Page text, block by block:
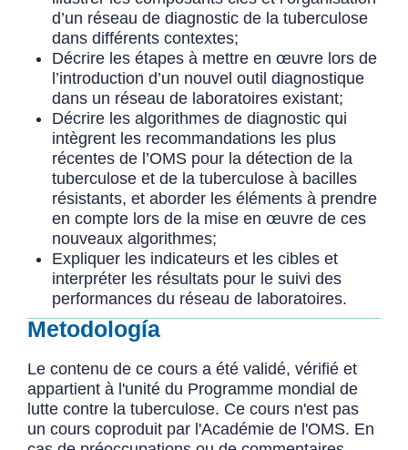
d’un réseau de diagnostic de la tuberculose
dans différents contextes;
Décrire les étapes à mettre en œuvre lors de
l’introduction d’un nouvel outil diagnostique
dans un réseau de laboratoires existant;
Décrire les algorithmes de diagnostic qui
intègrent les recommandations les plus
récentes de l’OMS pour la détection de la
tuberculose et de la tuberculose à bacilles
résistants, et aborder les éléments à prendre
en compte lors de la mise en œuvre de ces
nouveaux algorithmes;
Expliquer les indicateurs et les cibles et
interpréter les résultats pour le suivi des
performances du réseau de laboratoires.
Metodología
Le contenu de ce cours a été validé, vérifié et
appartient à l'unité du Programme mondial de
lutte contre la tuberculose. Ce cours n'est pas
un cours coproduit par l'Académie de l'OMS. En